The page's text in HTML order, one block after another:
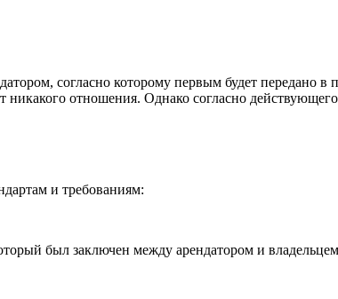
согласно которому первым будет передано в
отношения. Однако согласно действующего
и требованиям:
был заключен между арендатором и